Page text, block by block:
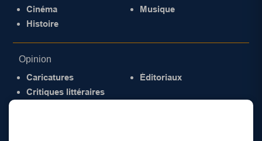
Cinéma
Histoire
Musique
Opinion
Caricatures
Critiques littéraires
Éditoriaux